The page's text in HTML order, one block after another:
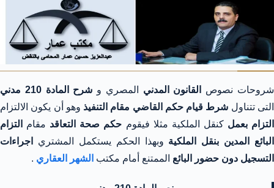
شروحات نصوص القانون المدني المصري و شرح المادة 210 مدني
التى تتناول شرط قيام حكم القاضي مقام التنفيذ وهو أن يكون الالتزام
التزام بعمل كنقل الملكية مثلا فيقوم حكم صحة التعاقد مقام
التزام
البائع المدين بنقل الملكية وبهذا الحكم يستكمل المشتري
اجراءات
التسجيل دون حضور البائع الممتنع أمام مكتب الشهر العقاري .